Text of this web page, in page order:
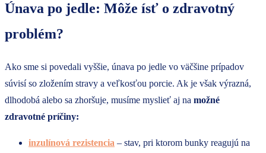
Únava po jedle: Môže ísť o zdravotný
problém?
Ako sme si povedali vyššie, únava po jedle vo väčšine prípadov
súvisí so zložením stravy a veľkosťou porcie. Ak je však výrazná,
dlhodobá alebo sa zhoršuje, musíme myslieť aj na možné
zdravotné príčiny:
inzulínová rezistencia – stav, pri ktorom bunky reagujú na